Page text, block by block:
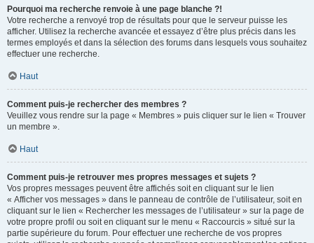
Pourquoi ma recherche renvoie à une page blanche ?!
Votre recherche a renvoyé trop de résultats pour que le serveur puisse les
afficher. Utilisez la recherche avancée et essayez d’être plus précis dans les
termes employés et dans la sélection des forums dans lesquels vous souhaitez
effectuer une recherche.
Haut
Comment puis-je rechercher des membres ?
Veuillez vous rendre sur la page « Membres » puis cliquer sur le lien « Trouver
un membre ».
Haut
Comment puis-je retrouver mes propres messages et sujets ?
Vos propres messages peuvent être affichés soit en cliquant sur le lien
« Afficher vos messages » dans le panneau de contrôle de l’utilisateur, soit en
cliquant sur le lien « Rechercher les messages de l’utilisateur » sur la page de
votre propre profil ou soit en cliquant sur le menu « Raccourcis » situé sur la
partie supérieure du forum. Pour effectuer une recherche de vos propres